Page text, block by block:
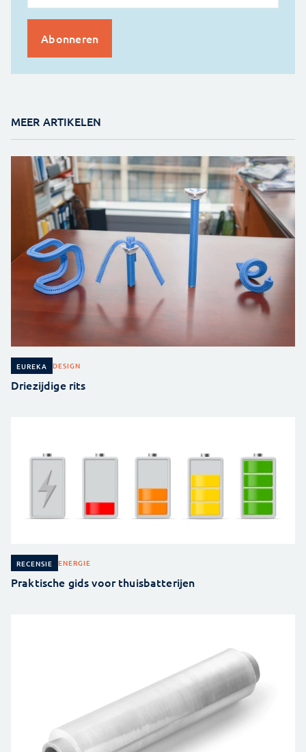
MEER ARTIKELEN
EUREKA DESIGN
Driezijdige rits
RECENSIE ENERGIE
Praktische gids voor thuisbatterijen